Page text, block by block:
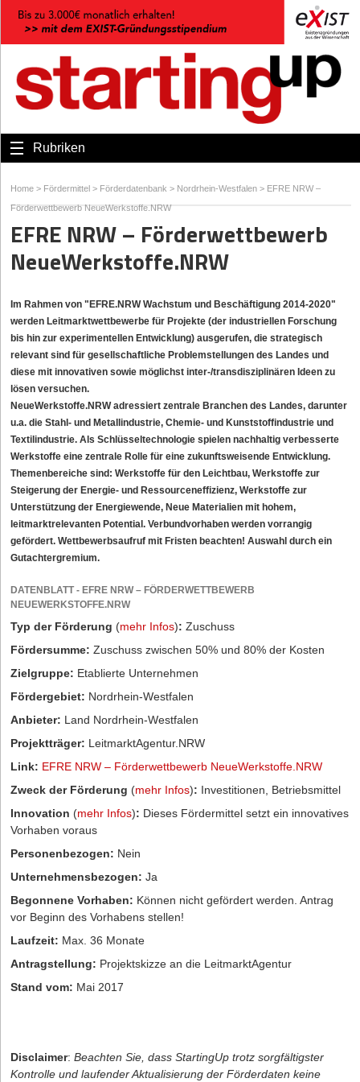
Rubriken
Home > Fördermittel > Förderdatenbank > Nordrhein-Westfalen > EFRE NRW –
Förderwettbewerb NeueWerkstoffe.NRW
EFRE NRW – Förderwettbewerb
NeueWerkstoffe.NRW
Im Rahmen von "EFRE.NRW Wachstum und Beschäftigung 2014-2020"
werden Leitmarktwettbewerbe für Projekte (der industriellen Forschung
bis hin zur experimentellen Entwicklung) ausgerufen, die strategisch
relevant sind für gesellschaftliche Problemstellungen des Landes und
diese mit innovativen sowie möglichst inter-/transdisziplinären Ideen zu
lösen versuchen.
NeueWerkstoffe.NRW adressiert zentrale Branchen des Landes, darunter
u.a. die Stahl- und Metallindustrie, Chemie- und Kunststoffindustrie und
Textilindustrie. Als Schlüsseltechnologie spielen nachhaltig verbesserte
Werkstoffe eine zentrale Rolle für eine zukunftsweisende Entwicklung.
Themenbereiche sind: Werkstoffe für den Leichtbau, Werkstoffe zur
Steigerung der Energie- und Ressourceneffizienz, Werkstoffe zur
Unterstützung der Energiewende, Neue Materialien mit hohem,
leitmarktrelevanten Potential. Verbundvorhaben werden vorrangig
gefördert. Wettbewerbsaufruf mit Fristen beachten! Auswahl durch ein
Gutachtergremium.
DATENBLATT - EFRE NRW – FÖRDERWETTBEWERB
NEUEWERKSTOFFE.NRW
Typ der Förderung (mehr Infos): Zuschuss
Fördersumme: Zuschuss zwischen 50% und 80% der Kosten
Zielgruppe: Etablierte Unternehmen
Fördergebiet: Nordrhein-Westfalen
Anbieter: Land Nordrhein-Westfalen
Projektträger: LeitmarktAgentur.NRW
Link: EFRE NRW – Förderwettbewerb NeueWerkstoffe.NRW
Zweck der Förderung (mehr Infos): Investitionen, Betriebsmittel
Innovation (mehr Infos): Dieses Fördermittel setzt ein innovatives
Vorhaben voraus
Personenbezogen: Nein
Unternehmensbezogen: Ja
Begonnene Vorhaben: Können nicht gefördert werden. Antrag
vor Beginn des Vorhabens stellen!
Laufzeit: Max. 36 Monate
Antragstellung: Projektskizze an die LeitmarktAgentur
Stand vom: Mai 2017
Disclaimer: Beachten Sie, dass StartingUp trotz sorgfältigster
Kontrolle und laufender Aktualisierung der Förderdaten keine